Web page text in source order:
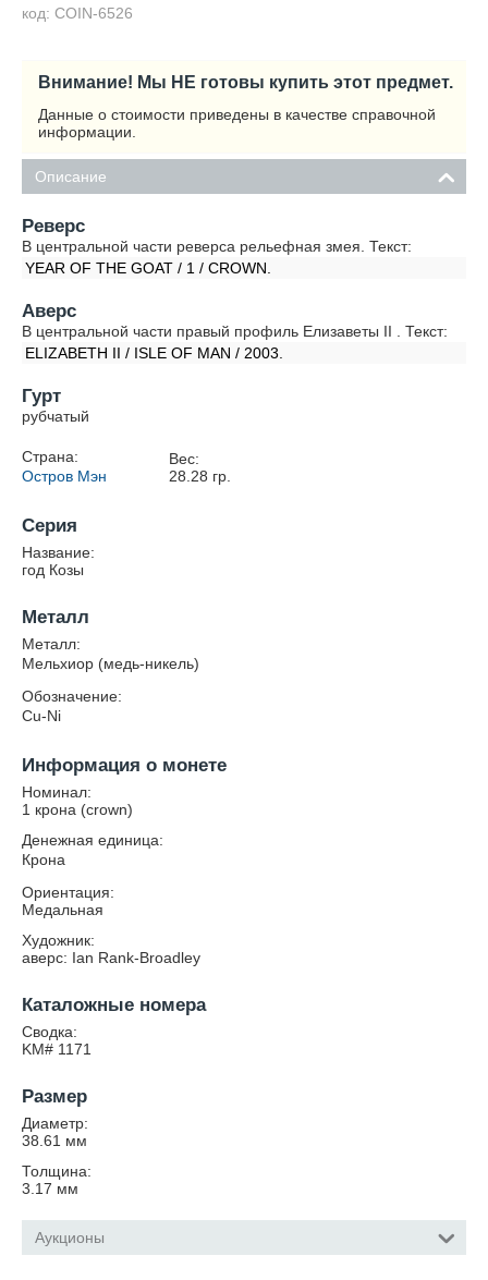
код: COIN-6526
Внимание! Мы НЕ готовы купить этот предмет.
Данные о стоимости приведены в качестве справочной
информации.
Описание
Реверс
В центральной части реверса рельефная змея. Текст:
YEAR OF THE GOAT / 1 / CROWN.
Аверс
В центральной части правый профиль Елизаветы II . Текст:
ELIZABETH II / ISLE OF MAN / 2003.
Гурт
рубчатый
Страна:
Остров Мэн
Вес:
28.28 гр.
Серия
Название:
год Козы
Металл
Металл:
Мельхиор (медь-никель)
Обозначение:
Cu-Ni
Информация о монете
Номинал:
1 крона (crown)
Денежная единица:
Крона
Ориентация:
Медальная
Художник:
аверс: Ian Rank-Broadley
Каталожные номера
Сводка:
KM# 1171
Размер
Диаметр:
38.61 мм
Толщина:
3.17 мм
Аукционы